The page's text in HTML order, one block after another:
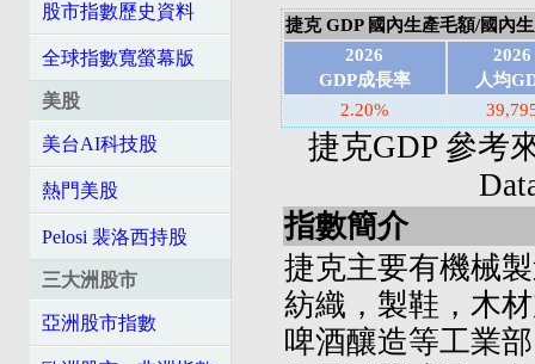
股市指數歷史資料
全球指數寬螢幕版
美股
美台AI科技股
熱門美股
Pelosi 裴洛西持股
三大洲股市
亞洲股市指數
捷克 GDP 國內生產毛額/國內
2026
GDP成長率
2026
人均
2.20%
捷克GDP 參考
指數簡介
捷克主要有機械
紡織，製鞋，木
啤酒釀造等工業